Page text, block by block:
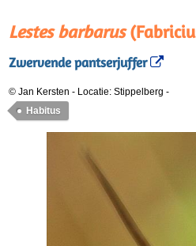
Lestes barbarus
Zwervende pantserjuffer
© Jan Kersten - Locatie: Stippelberg -
Habitus